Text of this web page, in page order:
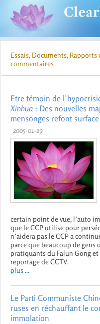
Essais, Documents,
commentaires
Etre témoin de
Xinhua : Des nouvelles
mensonges refont surface
2005-01-29
certain point de vue, l’auto
que le CCP utilise pour
n’aidera pas le CCP a
parce que beaucoup de gens
pratiquants du Falun Gong
reportage de CCTV.
plus ...
Le Parti Communiste
ruses en réchauffant le
immolation